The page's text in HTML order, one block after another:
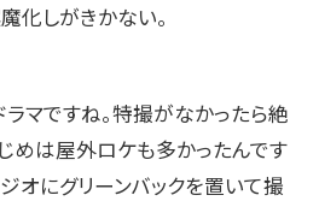
化しがきかない。
マですね。特撮がなかったら絶
めは屋外ロケも多かったんです
オにグリーンバックを置いて撮